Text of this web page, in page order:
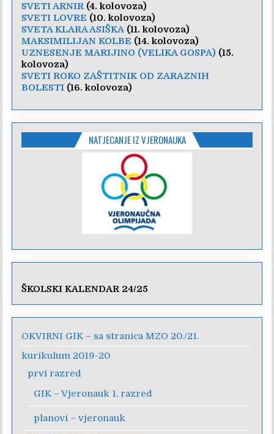
SVETI ARNIR(4. kolovoza)
SVETI LOVRE (10. kolovoza)
SVETA KLARA ASIŠKA (11. kolovoza)
MAKSIMILIJAN KOLBE (14. kolovoza)
UZNESENJE MARIJINO (VELIKA GOSPA) (15.
kolovoza)
SVETI ROKO ZAŠTITNIK OD ZARAZNIH
BOLESTI (16. kolovoza)
NATJECANJE IZ VJERONAUKA
ŠKOLSKI KALENDAR 24/25
OKVIRNI GIK – sa stranica MZO 20./21.
kurikulum 2019-20
prvi razred
GIK – Vjeronauk 1. razred
planovi – vjeronauk